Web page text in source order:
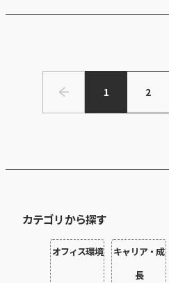
1 2
カテゴリから探す
オフィス環境
キャリア・成
長